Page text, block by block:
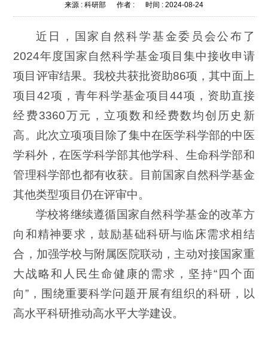
来源 : 科研部 作者 : 时间 : 2024-08-24
近日，国家自然科学基金委员会公布了
2024年度国家自然科学基金项目集中接收申请
项目评审结果。我校共获批资助86项，其中面上
项目42项，青年科学基金项目44项，资助直接
经费3360万元，立项数和经费数均创历史新
高。此次立项项目除了集中在医学科学部的中医
学科外，在医学科学部其他学科、生命科学部和
管理科学部也都有收获。目前国家自然科学基金
其他类型项目仍在评审中。
学校将继续遵循国家自然科学基金的改革方
向和精神要求，鼓励基础科研与临床需求相结
合，加强学校与附属医院联动，主动对接国家重
大战略和人民生命健康的需求，坚持“四个面
向”，围绕重要科学问题开展有组织的科研，以
高水平科研推动高水平大学建设。